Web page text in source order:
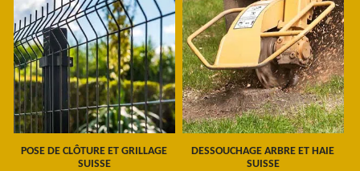
POSE DE CLÔTURE ET GRILLAGE
SUISSE
DESSOUCHAGE ARBRE ET HAIE
SUISSE